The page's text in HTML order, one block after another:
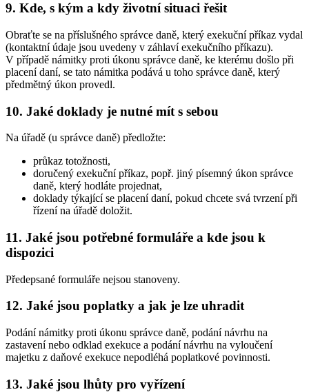
9. Kde, s kým a kdy životní situaci řešit
Obraťte se na příslušného správce daně, který exekuční příkaz vydal
(kontaktní údaje jsou uvedeny v záhlaví exekučního příkazu).
V případě námitky proti úkonu správce daně, ke kterému došlo při
placení daní, se tato námitka podává u toho správce daně, který
předmětný úkon provedl.
10. Jaké doklady je nutné mít s sebou
Na úřadě (u správce daně) předložte:
průkaz totožnosti,
doručený exekuční příkaz, popř. jiný písemný úkon správce
daně, který hodláte projednat,
doklady týkající se placení daní, pokud chcete svá tvrzení při
řízení na úřadě doložit.
11. Jaké jsou potřebné formuláře a kde jsou k
dispozici
Předepsané formuláře nejsou stanoveny.
12. Jaké jsou poplatky a jak je lze uhradit
Podání námitky proti úkonu správce daně, podání návrhu na
zastavení nebo odklad exekuce a podání návrhu na vyloučení
majetku z daňové exekuce nepodléhá poplatkové povinnosti.
13. Jaké jsou lhůty pro vyřízení